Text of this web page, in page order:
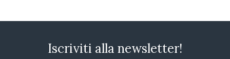
Iscriviti alla newsletter!